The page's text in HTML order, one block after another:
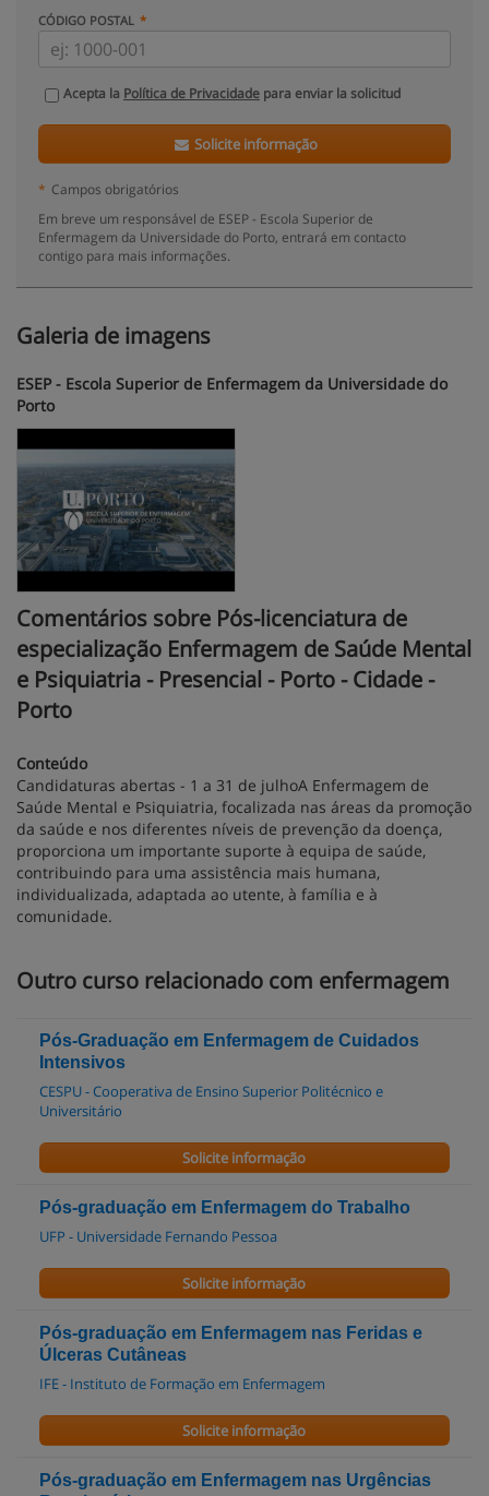
CÓDIGO POSTAL
Acepta la Política de Privacidade para enviar la solicitud
Solicite informação
* Campos obrigatórios
Em breve um responsável de ESEP - Escola Superior de
Enfermagem da Universidade do Porto, entrará em contacto
contigo para mais informações.
Galeria de imagens
ESEP - Escola Superior de Enfermagem da Universidade do
Porto
Comentários sobre Pós-licenciatura de
especialização Enfermagem de Saúde Mental
e Psiquiatria - Presencial - Porto - Cidade -
Porto
Conteúdo
Candidaturas abertas - 1 a 31 de julhoA Enfermagem de
Saúde Mental e Psiquiatria, focalizada nas áreas da promoção
da saúde e nos diferentes níveis de prevenção da doença,
proporciona um importante suporte à equipa de saúde,
contribuindo para uma assistência mais humana,
individualizada, adaptada ao utente, à família e à
comunidade.
Outro curso relacionado com enfermagem
Pós-Graduação em Enfermagem de Cuidados
Intensivos
CESPU - Cooperativa de Ensino Superior Politécnico e
Universitário
Solicite informação
Pós-graduação em Enfermagem do Trabalho
UFP - Universidade Fernando Pessoa
Solicite informação
Pós-graduação em Enfermagem nas Feridas e
Úlceras Cutâneas
IFE - Instituto de Formação em Enfermagem
Solicite informação
Pós-graduação em Enfermagem nas Urgências